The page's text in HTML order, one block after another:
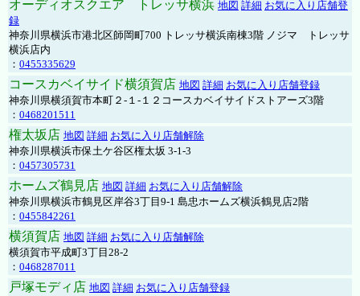
オーディオスクエア トレッサ横浜 地図 詳細 お気に入り店舗登
録
神奈川県横浜市港北区師岡町700 トレッサ横浜南棟3階 ノジマ トレッサ
横浜店内
： 0455335629
コースカベイサイド横須賀店 地図 詳細 お気に入り店舗登録
神奈川県横須賀市本町２-１-１２コースカベイサイドストアーズ3階
： 0468201511
権太坂店 地図 詳細 お気に入り店舗解除
神奈川県横浜市保土ケ谷区権太坂 3-1-3
： 0457305731
ホームズ鶴見店 地図 詳細 お気に入り店舗解除
神奈川県横浜市鶴見区岸谷3丁目9-1 島忠ホームズ横浜鶴見店2階
： 0455842261
横須賀店 地図 詳細 お気に入り店舗解除
横須賀市平成町3丁目28-2
： 0468287011
戸塚モディ店 地図 詳細 お気に入り店舗登録